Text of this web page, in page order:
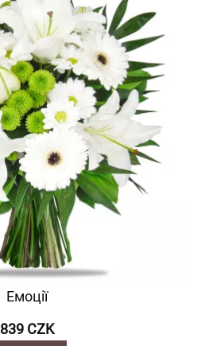
Емоції
839 CZK